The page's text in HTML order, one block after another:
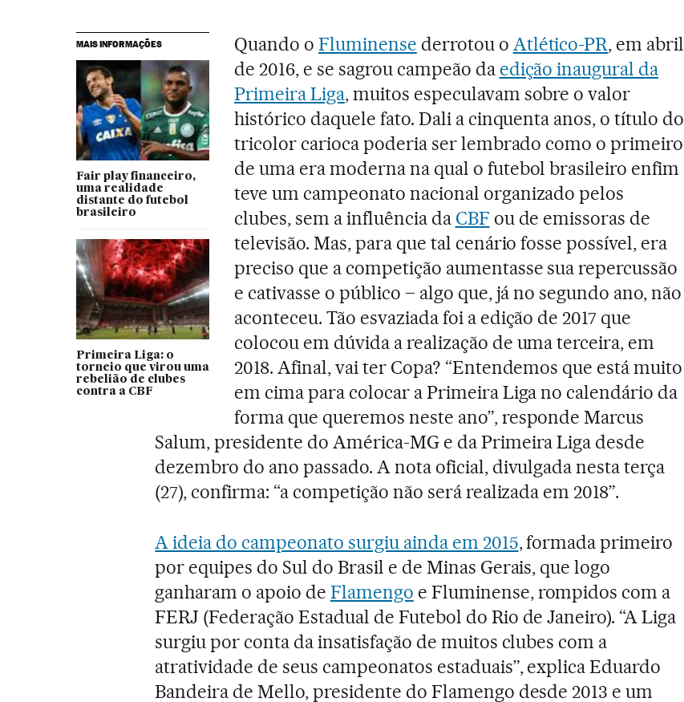
MAIS INFORMAÇÕES
Fair play financeiro,
uma realidade
distante do futebol
brasileiro
Primeira Liga: o
torneio que virou uma
rebelião de clubes
contra a CBF
Quando o Fluminense derrotou o Atlético-PR, em abril
de 2016, e se sagrou campeão da edição inaugural da
Primeira Liga, muitos especulavam sobre o valor
histórico daquele fato. Dali a cinquenta anos, o título do
tricolor carioca poderia ser lembrado como o primeiro
de uma era moderna na qual o futebol brasileiro enfim
teve um campeonato nacional organizado pelos
clubes, sem a influência da CBF ou de emissoras de
televisão. Mas, para que tal cenário fosse possível, era
preciso que a competição aumentasse sua repercussão
e cativasse o público – algo que, já no segundo ano, não
aconteceu. Tão esvaziada foi a edição de 2017 que
colocou em dúvida a realização de uma terceira, em
2018. Afinal, vai ter Copa? “Entendemos que está muito
em cima para colocar a Primeira Liga no calendário da
forma que queremos neste ano”, responde Marcus
Salum, presidente do América-MG e da Primeira Liga desde
dezembro do ano passado. A nota oficial, divulgada nesta terça
(27), confirma: “a competição não será realizada em 2018”.
A ideia do campeonato surgiu ainda em 2015, formada primeiro
por equipes do Sul do Brasil e de Minas Gerais, que logo
ganharam o apoio de Flamengo e Fluminense, rompidos com a
FERJ (Federação Estadual de Futebol do Rio de Janeiro). “A Liga
surgiu por conta da insatisfação de muitos clubes com a
atratividade de seus campeonatos estaduais”, explica Eduardo
Bandeira de Mello, presidente do Flamengo desde 2013 e um